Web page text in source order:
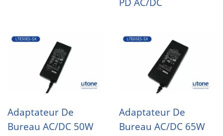
PD AC/DC
Adaptateur De
Bureau AC/DC 50W
Adaptateur De
Bureau AC/DC 65W